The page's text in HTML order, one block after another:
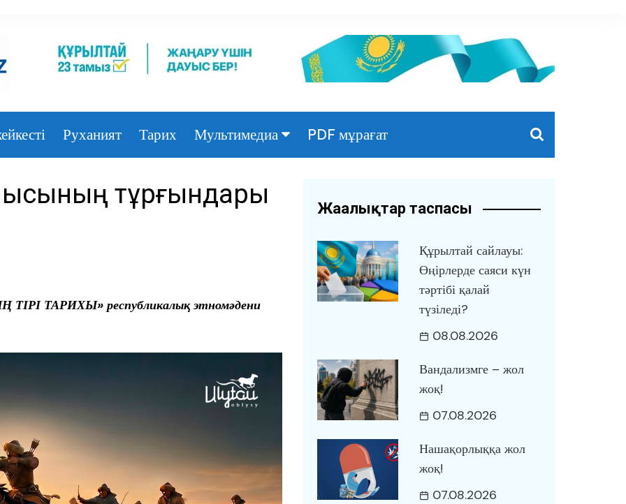
Руханият Тарих Мультимедиа
Видео
PDF мұрағат
тұрғындары
ТАРИХЫ» республикалық этномәдени
Жаңалықтар таспасы
Құрылтай сайлауы:
Өңірлерде саяси күн
тәртібі қалай
түзіледі?
08.08.2026
Вандализмге – жол
жоқ!
07.08.2026
Нашақорлыққа жол
жоқ!
07.08.2026